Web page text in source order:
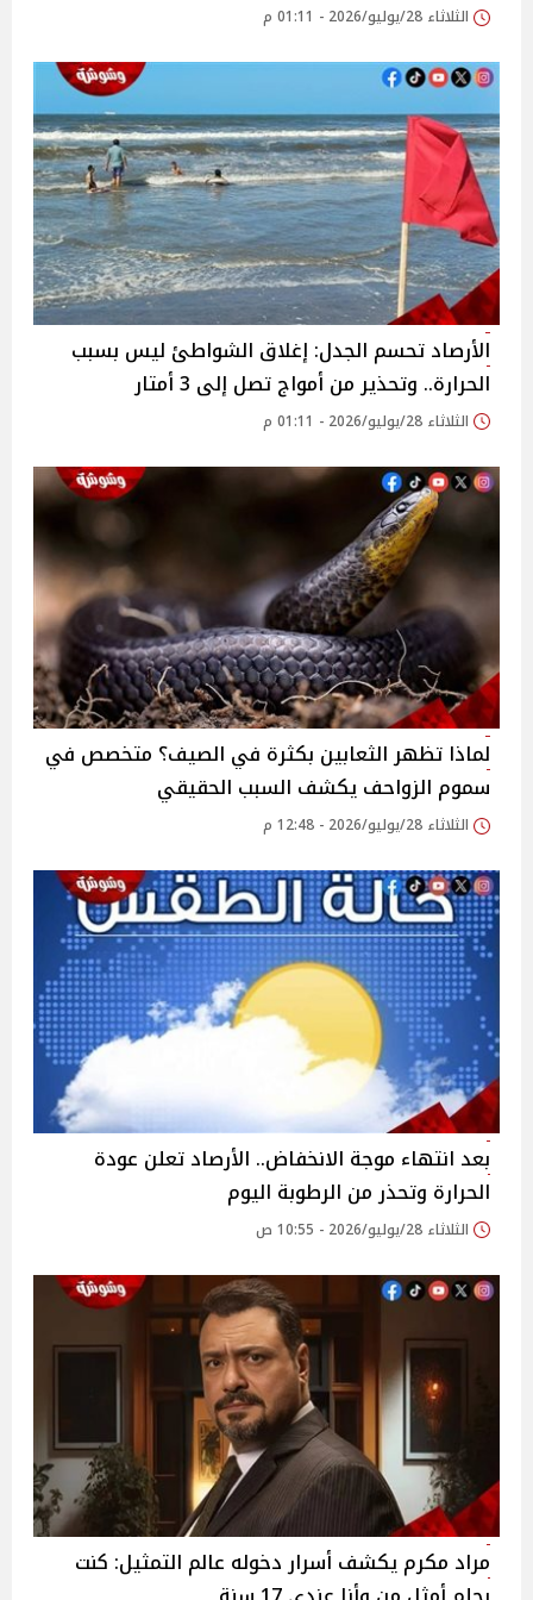
الثلاثاء 28/يوليو/2026 - 01:11 م
الأرصاد تحسم الجدل: إغلاق الشواطئ ليس بسبب
الحرارة.. وتحذير من أمواج تصل إلى 3 أمتار
الثلاثاء 28/يوليو/2026 - 01:11 م
لماذا تظهر الثعابين بكثرة في الصيف؟ متخصص في
سموم الزواحف يكشف السبب الحقيقي
الثلاثاء 28/يوليو/2026 - 12:48 م
بعد انتهاء موجة الانخفاض.. الأرصاد تعلن عودة
الحرارة وتحذر من الرطوبة اليوم
الثلاثاء 28/يوليو/2026 - 10:55 ص
مراد مكرم يكشف أسرار دخوله عالم التمثيل: كنت